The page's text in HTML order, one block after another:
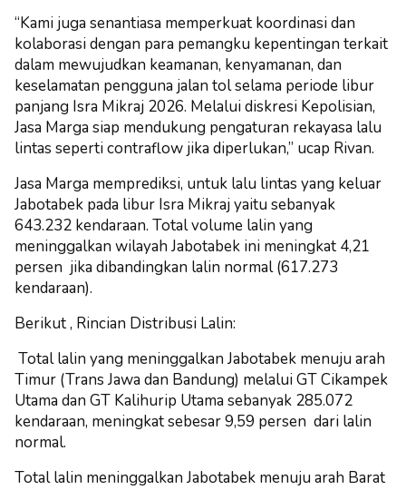
“Kami juga senantiasa memperkuat koordinasi dan
kolaborasi dengan para pemangku kepentingan terkait
dalam mewujudkan keamanan, kenyamanan, dan
keselamatan pengguna jalan tol selama periode libur
panjang Isra Mikraj 2026. Melalui diskresi Kepolisian,
Jasa Marga siap mendukung pengaturan rekayasa lalu
lintas seperti contraflow jika diperlukan,” ucap Rivan.
Jasa Marga memprediksi, untuk lalu lintas yang keluar
Jabotabek pada libur Isra Mikraj yaitu sebanyak
643.232 kendaraan. Total volume lalin yang
meninggalkan wilayah Jabotabek ini meningkat 4,21
persen jika dibandingkan lalin normal (617.273
kendaraan).
Berikut , Rincian Distribusi Lalin:
Total lalin yang meninggalkan Jabotabek menuju arah
Timur (Trans Jawa dan Bandung) melalui GT Cikampek
Utama dan GT Kalihurip Utama sebanyak 285.072
kendaraan, meningkat sebesar 9,59 persen dari lalin
normal.
Total lalin meninggalkan Jabotabek menuju arah Barat